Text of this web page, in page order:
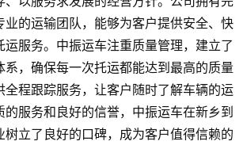
业的运输团队，能够为客户提供安全、快
运服务。中振运车注重质量管理，建立了
系，确保每一次托运都能达到最高的质量
全程跟踪服务，让客户随时了解车辆的运
服务和良好的信誉，中振运车在新乡到
树立了良好的口碑，成为客户值得信赖的